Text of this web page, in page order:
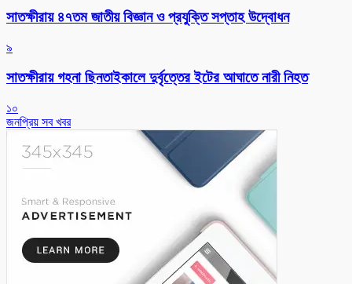
সাতক্ষীরায় ৪৭তম জাতীয় বিজ্ঞান ও প্রযুক্তি সপ্তাহ উদ্বোধন
৯
সাতক্ষীরায় গহনা ছিনতাইকালে দুর্বৃত্তের ইটের আঘাতে নারী নিহত
১০
জনপ্রিয় সব খবর